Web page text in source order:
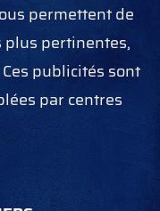
permettent de
pertinentes,
publicités sont
par centres